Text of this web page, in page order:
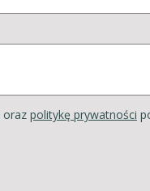
oraz politykę prywatności